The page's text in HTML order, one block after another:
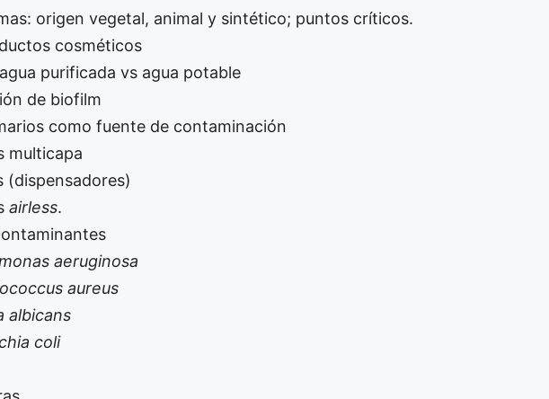
origen vegetal, animal y sintético; puntos críticos.
cosméticos
purificada vs agua potable
de biofilm
como fuente de contaminación
multicapa
(dispensadores)
airless.
aeruginosa
aureus
albicans
coli